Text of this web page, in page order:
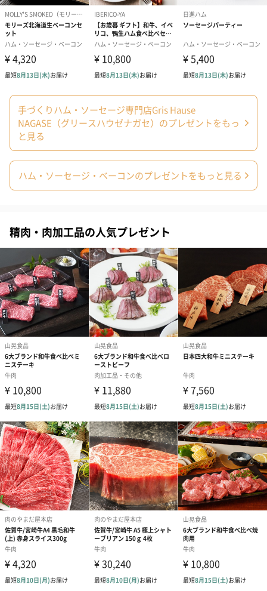
メッセージカード
65文字までとなります。
あり（0円）
手づくりハム・ソーセージ専門店Gris Hause
NAGASE（グリースハウゼナガセ）のプレゼントをもっ
と見る
ハム・ソーセージ・ベーコンのプレゼントをもっと見る
精肉・肉加工品の人気プレゼント